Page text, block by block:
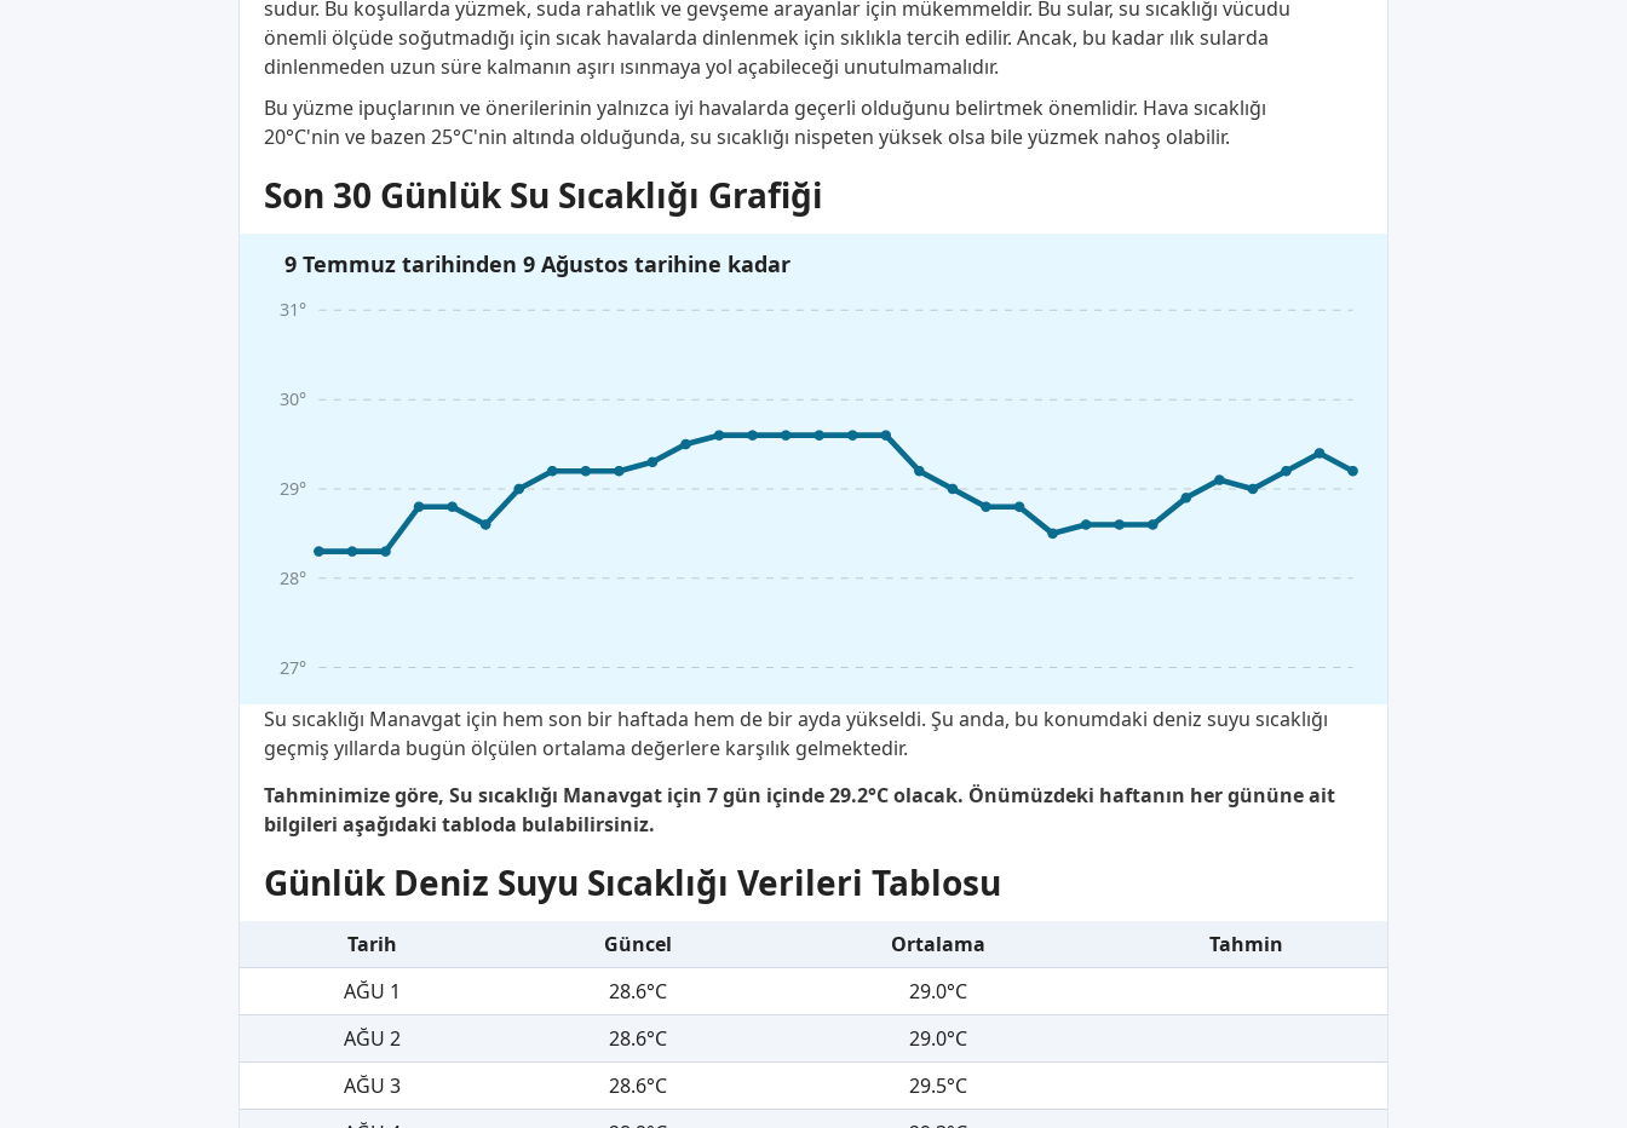
sudur. Bu koşullarda yüzmek, suda rahatlık ve gevşeme arayanlar için mükemmeldir. Bu sular, su sıcaklığı vücudu
önemli ölçüde soğutmadığı için sıcak havalarda dinlenmek için sıklıkla tercih edilir. Ancak, bu kadar ılık sularda
dinlenmeden uzun süre kalmanın aşırı ısınmaya yol açabileceği unutulmamalıdır.
Bu yüzme ipuçlarının ve önerilerinin yalnızca iyi havalarda geçerli olduğunu belirtmek önemlidir. Hava sıcaklığı
20°C'nin ve bazen 25°C'nin altında olduğunda, su sıcaklığı nispeten yüksek olsa bile yüzmek nahoş olabilir.
Son 30 Günlük Su Sıcaklığı Grafiği
9 Temmuz tarihinden 9 Ağustos tarihine kadar
27°
28°
29°
30°
31°
Su sıcaklığı Manavgat için hem son bir haftada hem de bir ayda yükseldi. Şu anda, bu konumdaki deniz suyu sıcaklığı
geçmiş yıllarda bugün ölçülen ortalama değerlere karşılık gelmektedir.
Tahminimize göre, Su sıcaklığı Manavgat için 7 gün içinde 29.2°C olacak. Önümüzdeki haftanın her gününe ait
bilgileri aşağıdaki tabloda bulabilirsiniz.
Günlük Deniz Suyu Sıcaklığı Verileri Tablosu
Tarih Güncel Ortalama
Tahmin
AĞU 1
28.6°C
29.0°C
AĞU 2
28.6°C
29.0°C
AĞU 3
28.6°C
29.5°C